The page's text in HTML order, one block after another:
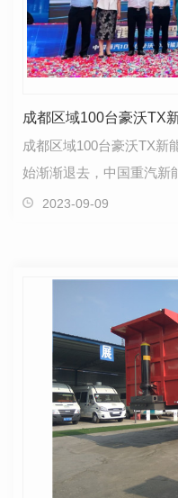
成都区域100台豪沃TX
成都区域100台豪沃TX新
始渐渐退去，中国重汽新
升。7日上午，四川成都
2023-09-09